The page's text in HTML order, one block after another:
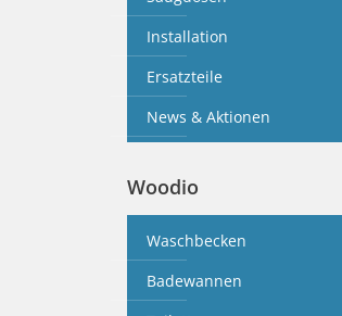
Installation
Ersatzteile
News & Aktionen
Woodio
Waschbecken
Badewannen